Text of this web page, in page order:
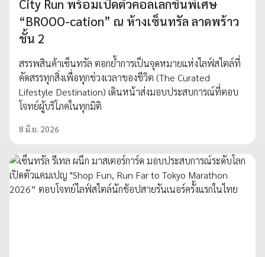
City Run พร้อมเปิดตัวคอลเลกชันพิเศษ
“BROOO-cation” ณ ห้างเซ็นทรัล ลาดพร้าว
ชั้น 2
สรรพสินค้าเซ็นทรัล ตอกย้ำการเป็นจุดหมายแห่งไลฟ์สไตล์ที่
คัดสรรทุกสิ่งเพื่อทุกช่วงเวลาของชีวิต (The Curated
Lifestyle Destination) เดินหน้าส่งมอบประสบการณ์ที่ตอบ
โจทย์ผู้บริโภคในทุกมิติ
8 มิ.ย. 2026